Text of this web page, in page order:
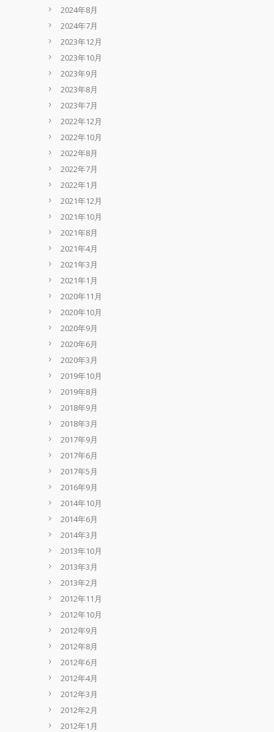
2024年8月
2024年7月
2023年12月
2023年10月
2023年9月
2023年8月
2023年7月
2022年12月
2022年10月
2022年8月
2022年7月
2022年1月
2021年12月
2021年10月
2021年8月
2021年4月
2021年3月
2021年1月
2020年11月
2020年10月
2020年9月
2020年6月
2020年3月
2019年10月
2019年8月
2018年9月
2018年3月
2017年9月
2017年6月
2017年5月
2016年9月
2014年10月
2014年6月
2014年3月
2013年10月
2013年3月
2013年2月
2012年11月
2012年10月
2012年9月
2012年8月
2012年6月
2012年4月
2012年3月
2012年2月
2012年1月